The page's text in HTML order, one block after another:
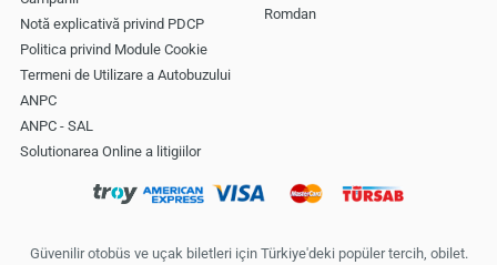
Notă explicativă privind PDCP
Politica privind Module Cookie
Termeni de Utilizare a Autobuzului
ANPC
ANPC - SAL
Solutionarea Online a litigiilor
Romdan
Güvenilir otobüs ve uçak biletleri için Türkiye'deki popüler tercih, obilet.